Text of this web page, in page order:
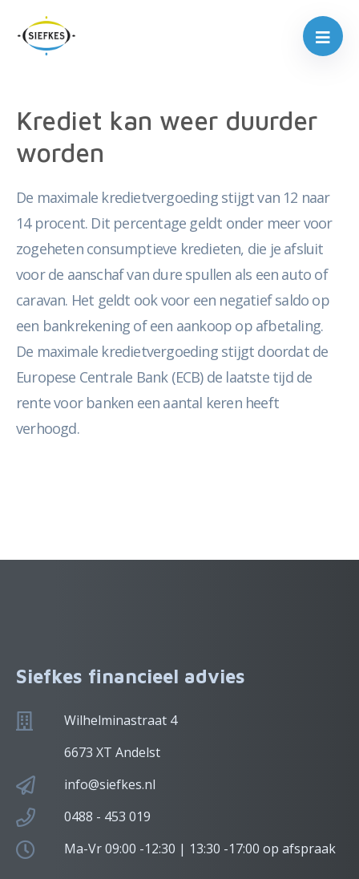
Krediet kan weer duurder
worden
De maximale kredietvergoeding stijgt van 12 naar
14 procent. Dit percentage geldt onder meer voor
zogeheten consumptieve kredieten, die je afsluit
voor de aanschaf van dure spullen als een auto of
caravan. Het geldt ook voor een negatief saldo op
een bankrekening of een aankoop op afbetaling.
De maximale kredietvergoeding stijgt doordat de
Europese Centrale Bank (ECB) de laatste tijd de
rente voor banken een aantal keren heeft
verhoogd.
Siefkes financieel advies
Wilhelminastraat 4
6673 XT Andelst
info@siefkes.nl
0488 - 453 019
Ma-Vr 09:00 -12:30 | 13:30 -17:00 op afspraak